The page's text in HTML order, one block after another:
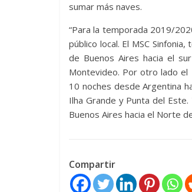
sumar más naves.
“Para la temporada 2019/
público local. El MSC
de Buenos Aires hacia el
Montevideo. Por otro lado el
10 noches desde Argentina
Ilha Grande y Punta del
Buenos Aires hacia el Norte
Compartir